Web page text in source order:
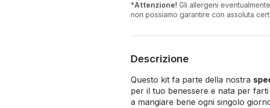
*Attenzione! Gli allergeni
non possiamo garantire con assoluta
Descrizione
Questo kit fa parte della nostra
per il tuo benessere e nata per
a mangiare bene ogni singolo